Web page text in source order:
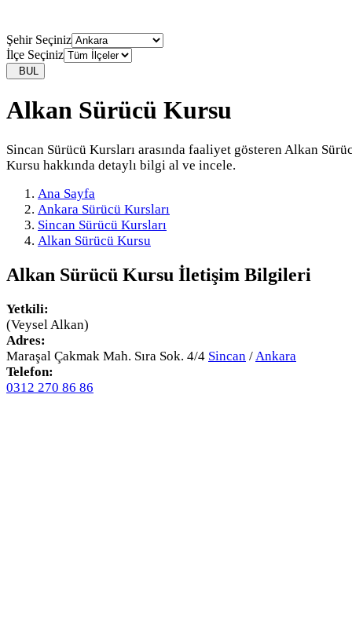
Şehir Seçiniz
İlçe Seçiniz
BUL
Alkan Sürücü Kursu
Sincan Sürücü Kursları arasında faaliyet gösteren Alkan
Kursu hakkında detaylı bilgi al ve incele.
Ana Sayfa
Ankara Sürücü Kursları
Sincan Sürücü Kursları
Alkan Sürücü Kursu
Alkan Sürücü Kursu İletişim Bilgileri
Yetkili:
(Veysel Alkan)
Adres:
Maraşal Çakmak Mah. Sıra Sok. 4/4 Sincan / Ankara
Telefon:
0312 270 86 86